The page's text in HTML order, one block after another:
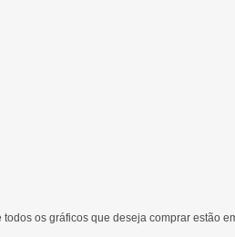
todos os gráficos que deseja comprar estão